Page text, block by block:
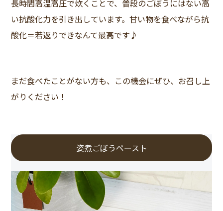
長時間高温高圧で炊くことで、普段のごぼうにはない高
い抗酸化力を引き出しています。甘い物を食べながら抗
酸化＝若返りできなんて最高です♪
まだ食べたことがない方も、この機会にぜひ、お召し上
がりください！
姿煮ごぼうペースト